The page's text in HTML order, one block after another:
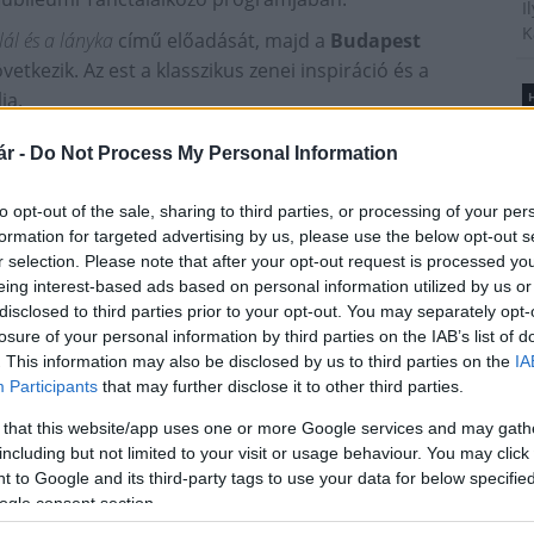
- Do Not Process My Personal Information
opt-out of the sale, sharing to third parties, or processing of your
for targeted advertising by us, please use the below opt-out
selection. Please note that after your opt-out request is processed
interest-based ads based on personal information utilized by us
to third parties prior to your opt-out. You may separately
of your personal information by third parties on the IAB’s list of
This information may also be disclosed by us to third parties on the
Participants that may further disclose it to other third parties.
that this website/app uses one or more Google services and may
but not limited to your visit or usage behaviour. You may
to Google and its third-party tags to use your data for below
consent section.
és a lányka című előadását, majd a Budapest
Az est a klasszikus zenei inspiráció és a
érkezik a Nagyszínházba Gyökerek és szárnyak
állítja középpontba. Ugyanezen az estén a
Hermész , valamint a PB2 Company:
Egy
csemegeTókos AttilaÉrdemes művész
és Liszt-díjas Érdemes művész, Prima-díjas
a művésznő főszereplésével.
Noémi Tellabor: Magam adomcímű előadása és
Az est középpontjában az emberi
állnak. AMagam adomaQUIMBYdalaira készült.
– Fodor Zoltán Társulat:Egy bolyongó lélek
Elveszett Egészcímű produkcióját láthatja a közönség.
TerembenLőrinc Katalin és Fehér Ferencmutatja
formanyelvével és különleges színpadi